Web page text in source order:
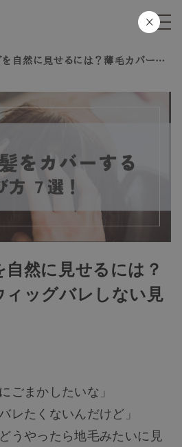
を自然に見せるには？薄毛カバーや
然に見せるには？
ッグバレしない見
ごまかしたいな」
レたくないんだけど」
うやったら地毛みたいに見
×